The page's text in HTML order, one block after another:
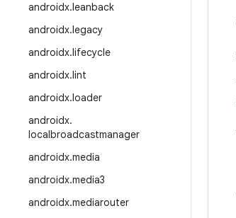
androidx.leanback
androidx.legacy
androidx.lifecycle
androidx.lint
androidx.loader
androidx.
localbroadcastmanager
androidx.media
androidx.media3
androidx.mediarouter